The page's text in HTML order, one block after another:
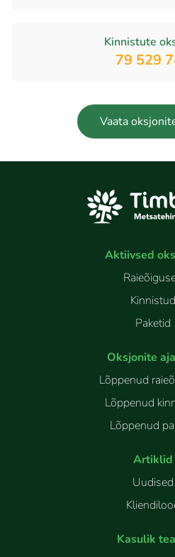
Kinnistute
79 529
Vaata
Aktiivsed
Kinnistud
Paketid
Oksjonite
Lõppenud
Lõppenud
Lõppenud
Artiklid
Uudised
Kasulik